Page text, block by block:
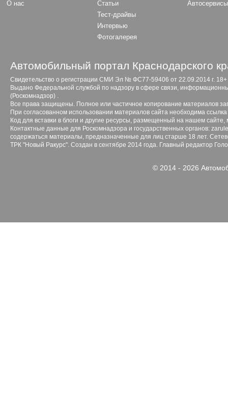
О нас
Статьи
Тест-драйвы
Интервью
Фотогалерея
Автосервисы
Автомобильный портал Краснодарского
Свидетельство о регистрации СМИ Эл № ФС77-59406 от 22.09.2014 г. 18+
Выдано Федеральной службой по надзору в сфере связи,
(Роскомнадзор) .
Все права защищены. Полное или частичное копирование материалов
При согласованном использовании материалов сайта необходима ссылка
Код для вставки в блоги и другие ресурсы, размещенный на нашем сайте,
Контактные данные для Роскомнадзора и государственных органов:
содержаться материалы, предназначенные для лиц старше 18 лет.
ТРК "Новый Ракурс". Создан в сентябре 2014 года. Главный редактор
© 2014 - 2026